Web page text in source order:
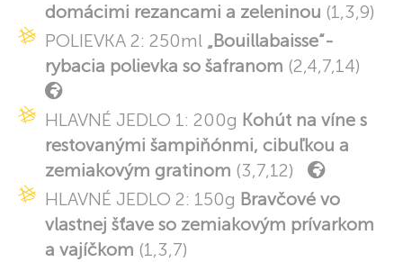
domácimi rezancami a zeleninou (1,3,9)
POLIEVKA 2: 250ml „Bouillabaisse“-
rybacia polievka so šafranom (2,4,7,14)
HLAVNÉ JEDLO 1: 200g Kohút na víne s
restovanými šampiňónmi, cibuľkou a
zemiakovým gratinom (3,7,12)
HLAVNÉ JEDLO 2: 150g Bravčové vo
vlastnej šťave so zemiakovým prívarkom
a vajíčkom (1,3,7)